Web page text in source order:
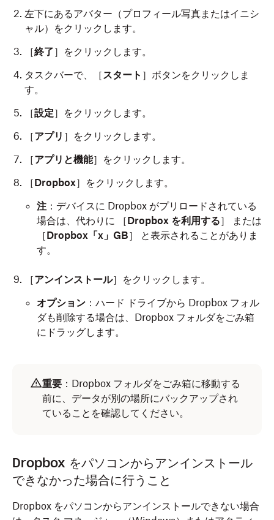
左下にあるアバター（プロフィール写真またはイニシ
ャル）をクリックします。
［終了］をクリックします。
タスクバーで、［スタート ］ボタンをクリックしま
す。
［設定］をクリックします。
［アプリ ］をクリックします。
［アプリと機能］をクリックします。
［Dropbox］をクリックします。
注 ：デバイスに Dropbox がプリロードされている
場合は、代わりに ［Dropbox を利用する］ または
［Dropbox「x」GB］ と表示されることがありま
す。
［アンインストール］をクリックします。
オプション ：ハード ドライブから Dropbox フォル
ダも削除する場合は、Dropbox フォルダをごみ箱
にドラッグします。
重要 ：Dropbox フォルダをごみ箱に移動する
前に、データが別の場所にバックアップされ
ていることを確認してください。
ストールするには：
メニュー バーの
（Dropbox）をクリックします。
は、次のコマンドを 1 つずつコピーしてターミナル ウィ
ンドウに貼り付け、各コマンドの後に
Dropbox をパソコンからアンインストール
できなかった場合に行うこと
Dropbox をパソコンからアンインストールできない場合